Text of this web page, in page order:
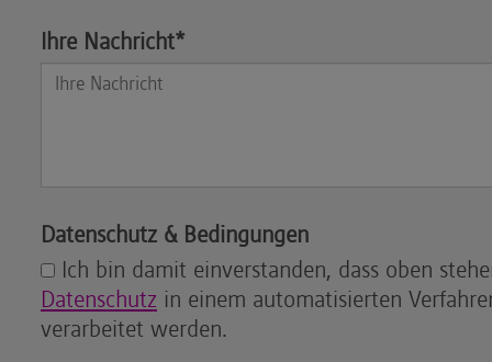
Ihre Nachricht*
Datenschutz & Bedingungen
Ich bin damit einverstanden, dass oben
Datenschutz in einem automatisierten
verarbeitet werden.